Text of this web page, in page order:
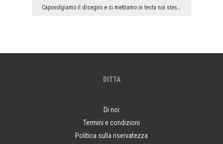
Capovolgiamo il disegno e ci mettiamo in testa noi stessi. Il risultato della nostra rivoluzione ...
DITTA
Di noi
Termini e condizioni
Politica sulla riservatezza